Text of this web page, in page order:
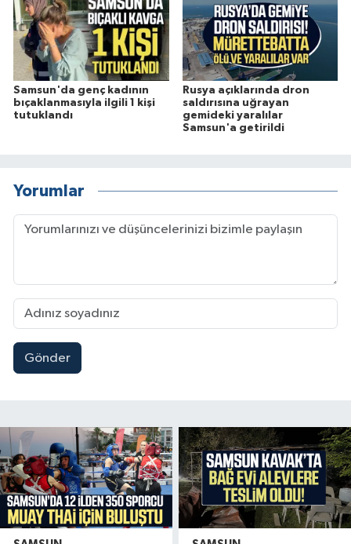
Samsun'da genç kadının
bıçaklanmasıyla ilgili 1 kişi
tutuklandı
Rusya açıklarında dron
saldırısına uğrayan
gemideki yaralılar
Samsun'a getirildi
Yorumlar
Gönder